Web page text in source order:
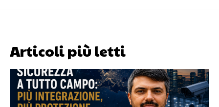
Articoli più letti